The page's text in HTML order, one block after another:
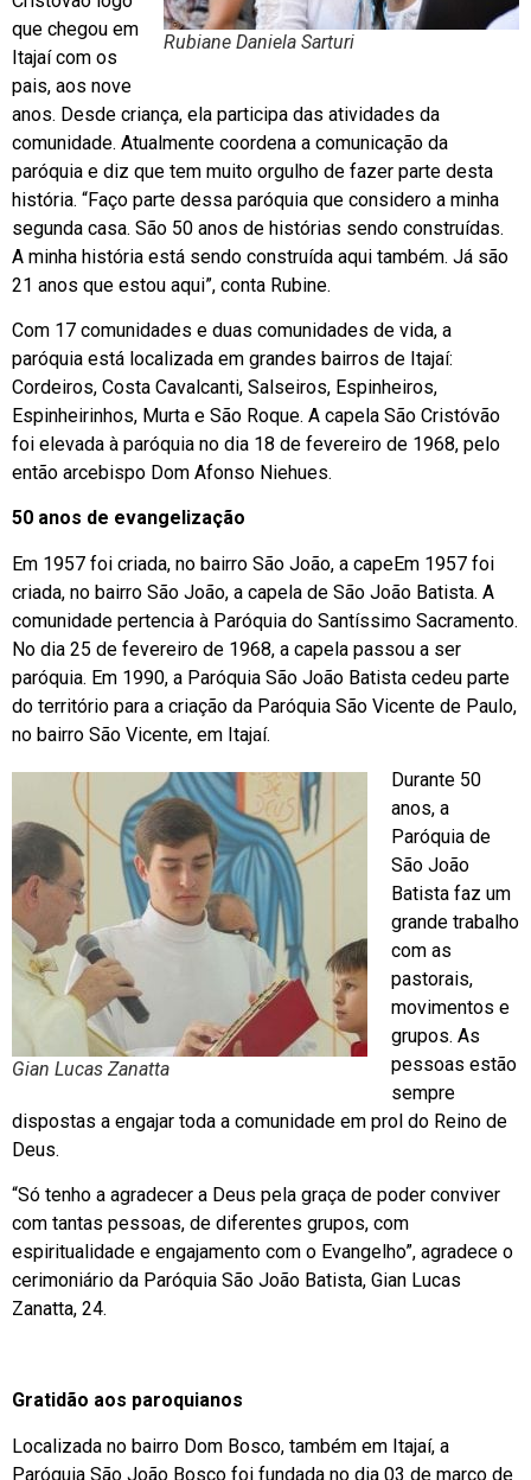
Rubiane Daniela Sarturi
que chegou em
Itajaí com os
pais, aos nove
anos. Desde criança, ela participa das atividades da
comunidade. Atualmente coordena a comunicação da
paróquia e diz que tem muito orgulho de fazer parte desta
história. “Faço parte dessa paróquia que considero a minha
segunda casa. São 50 anos de histórias sendo construídas.
A minha história está sendo construída aqui também. Já são
21 anos que estou aqui”, conta Rubine.
Com 17 comunidades e duas comunidades de vida, a
paróquia está localizada em grandes bairros de Itajaí:
Cordeiros, Costa Cavalcanti, Salseiros, Espinheiros,
Espinheirinhos, Murta e São Roque. A capela São Cristóvão
foi elevada à paróquia no dia 18 de fevereiro de 1968, pelo
então arcebispo Dom Afonso Niehues.
50 anos de evangelização
Em 1957 foi criada, no bairro São João, a capeEm 1957 foi
criada, no bairro São João, a capela de São João Batista. A
comunidade pertencia à Paróquia do Santíssimo Sacramento.
No dia 25 de fevereiro de 1968, a capela passou a ser
paróquia. Em 1990, a Paróquia São João Batista cedeu parte
do território para a criação da Paróquia São Vicente de Paulo,
no bairro São Vicente, em Itajaí.
Gian Lucas Zanatta
Durante 50
anos, a
Paróquia de
São João
Batista faz um
grande trabalho
com as
pastorais,
movimentos e
grupos. As
pessoas estão
sempre
dispostas a engajar toda a comunidade em prol do Reino de
Deus.
“Só tenho a agradecer a Deus pela graça de poder conviver
com tantas pessoas, de diferentes grupos, com
espiritualidade e engajamento com o Evangelho”, agradece o
cerimoniário da Paróquia São João Batista, Gian Lucas
Zanatta, 24.
Gratidão aos paroquianos
Localizada no bairro Dom Bosco, também em Itajaí, a
Paróquia São João Bosco foi fundada no dia 03 de março de